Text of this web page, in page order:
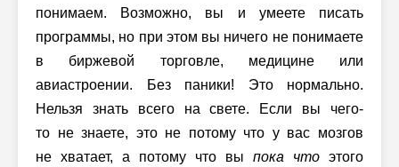
понимаем. Возможно, вы и умеете писать
программы, но при этом вы ничего не понимаете
в биржевой торговле, медицине или
авиастроении. Без паники! Это нормально.
Нельзя знать всего на свете. Если вы чего-
то не знаете, это не потому что у вас мозгов
не хватает, а потому что вы пока что этого